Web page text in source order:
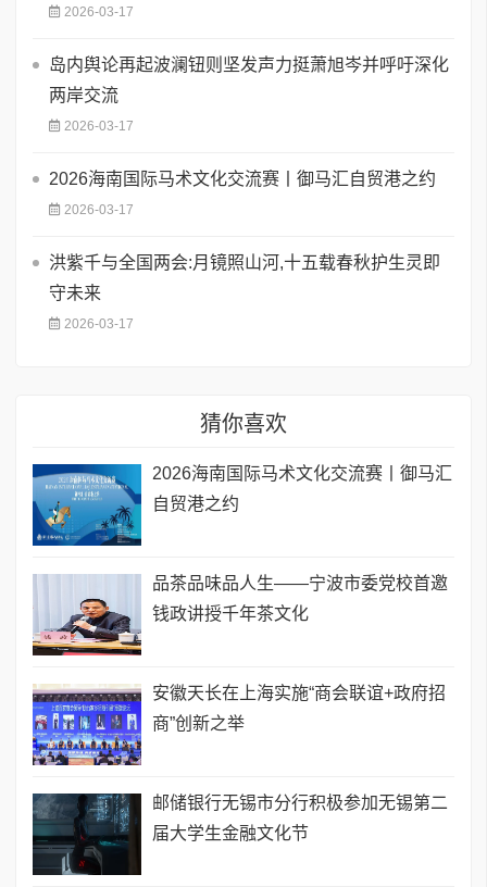
2026-03-17
岛内舆论再起波澜钮则坚发声力挺萧旭岑并呼吁深化
两岸交流
2026-03-17
2026海南国际马术文化交流赛丨御马汇自贸港之约
2026-03-17
洪紫千与全国两会:月镜照山河,十五载春秋护生灵即
守未来
2026-03-17
猜你喜欢
2026海南国际马术文化交流赛丨御马汇
自贸港之约
品茶品味品人生——宁波市委党校首邀
钱政讲授千年茶文化
安徽天长在上海实施“商会联谊+政府招
商”创新之举
邮储银行无锡市分行积极参加无锡第二
届大学生金融文化节